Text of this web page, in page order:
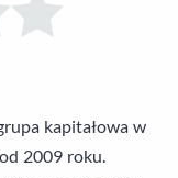
kapitałowa w
2009 roku.